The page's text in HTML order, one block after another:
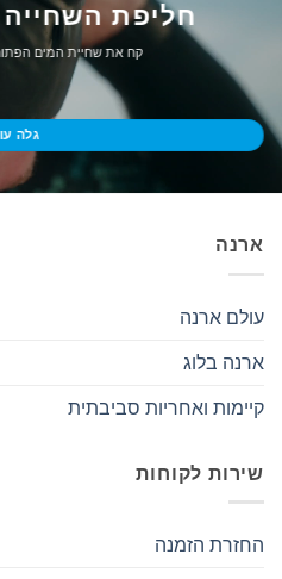
חליפת
קח את שחיית המים
גלה
ארנה
עולם ארנה
ארנה בלוג
קיימות ואחריות סביבתית
שירות לקוחות
החזרת הזמנה